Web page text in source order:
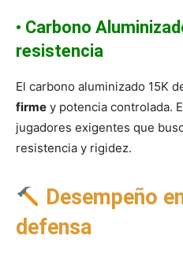
• Carbono
resistencia
El carbono aluminizado 15K
firme y potencia controlada.
jugadores exigentes que
resistencia y rigidez.
Desempeño
defensa